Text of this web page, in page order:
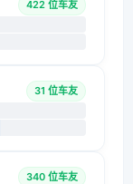
422 位车友
31 位车友
340 位车友